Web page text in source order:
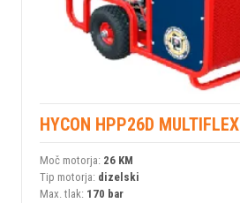
HYCON HPP26D MULTIFLEX
Moč motorja: 26 KM
Tip motorja: dizelski
Max. tlak: 170 bar